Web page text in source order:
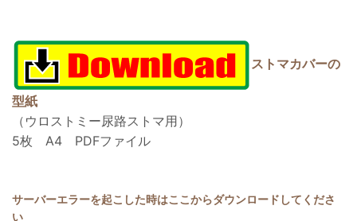
ストマカバーの
型紙
（ウロストミー尿路ストマ用）
5枚 A4 PDFファイル
サーバーエラーを起こした時はここからダウンロードしてくださ
い